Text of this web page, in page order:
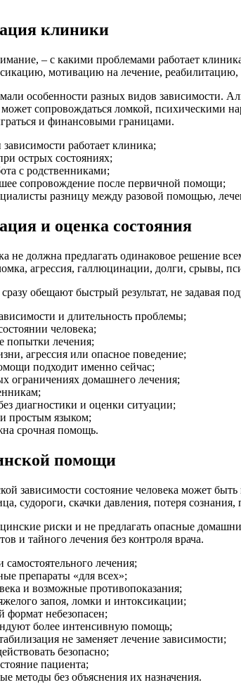
клиники
– с какими проблемами работает
мотивацию на лечение,
особенности разных видов зависимости.
сопровождаться ломкой, психическими
и финансовыми границами.
работает клиника;
острых состояниях;
с родственниками;
сопровождение после первичной помощи;
разницу между разовой помощью,
и оценка состояния
не должна предлагать одинаковое решение
агрессия, галлюцинации, долги, срывы,
обещают быстрый результат, не задавая
и длительность проблемы;
человека;
попытки лечения;
агрессия или опасное поведение;
подходит именно сейчас;
ограничениях домашнего лечения;
диагностики и оценки ситуации;
простым языком;
срочная помощь.
помощи
зависимости состояние человека может
судороги, скачки давления, потеря
риски и не предлагать опасные
и тайного лечения без контроля врача.
лечения;
препараты «для всех»;
и возможные противопоказания;
запоя, ломки и интоксикации;
небезопасен;
более интенсивную помощь;
не заменяет лечение зависимости;
безопасно;
пациента;
методы без объяснения их назначения.